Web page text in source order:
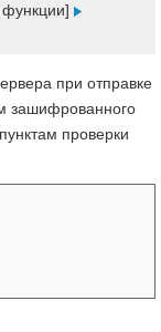
при отправке
зашифрованного
проверки